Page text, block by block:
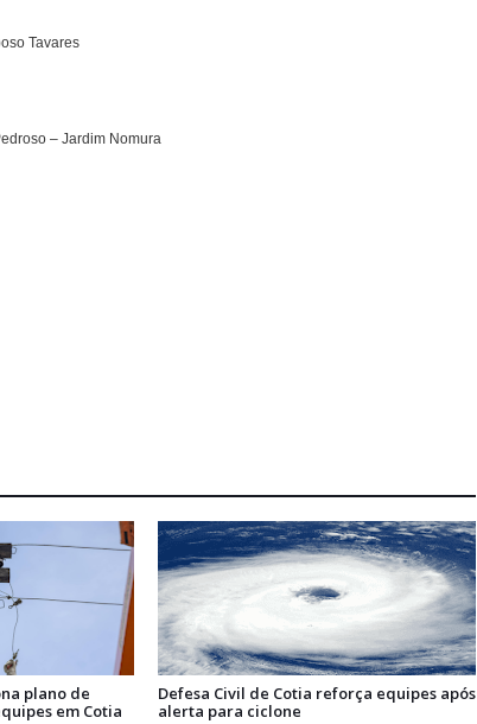
Tavares
– Jardim Nomura
plano de
em Cotia
Defesa Civil de Cotia reforça equipes após
alerta para ciclone